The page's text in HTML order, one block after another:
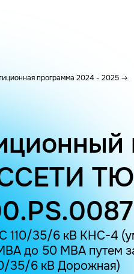
программа 2024 - 2025
110/35/6 кВ КНС-4
до 50 МВА путем
35/6 кВ Дорожная)